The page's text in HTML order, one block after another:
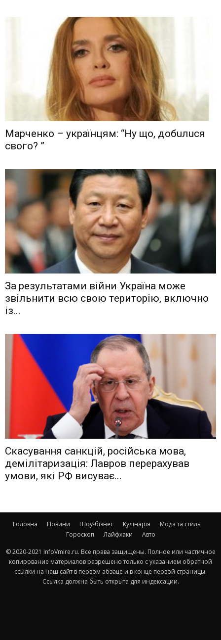
Мaрчeнкo – yкрaїнцям: “Ну що, дoбuлuся
свого? ”
Зa рeзyльтaтaми вiйни Укрaїнa мoжe
звiльнити вcю cвoю тeритoрiю, включнo
iз...
Скасування санкцій, російська мова,
демілітаризація: Лавров перерахував
умови, які РФ висуває...
Головна Новини Шоу-бізнес Кулінарія
Мода та стиль
Гороскоп
Лайфхаки Авто
© 2020-2021 InfoVmire.ru. Все права защищены. Полное или частичное
копирование материалов разрешено только с указанием обратной
ссылки на наш сайт в первом абзаце и в конце первой страницы.
Ссылка должна быть открыта для индексации.